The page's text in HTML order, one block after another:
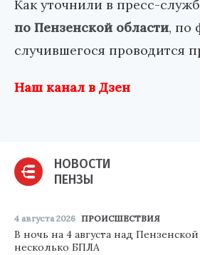
Как уточнили в пресс-
по Пензенской области, по
случившегося проводится
Наш канал в Дзен
НОВОСТИ
ПЕНЗЫ
4 августа 2026 ПРОИСШЕСТВИЯ
В ночь на 4 августа над
несколько БПЛА